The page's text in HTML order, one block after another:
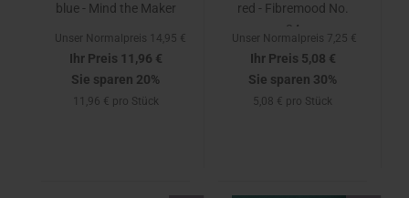
blue - Mind the Maker
Unser Normalpreis 14,95 €
Ihr Preis 11,96 €
Sie sparen 20%
11,96 € pro Stück
red - Fibremood No.
34
Unser Normalpreis 7,25 €
Ihr Preis 5,08 €
Sie sparen 30%
5,08 € pro Stück